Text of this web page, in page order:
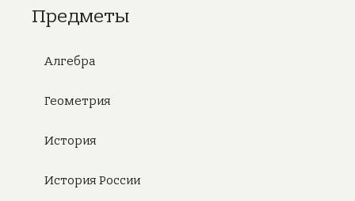
Предметы
Алгебра
Геометрия
История
История России